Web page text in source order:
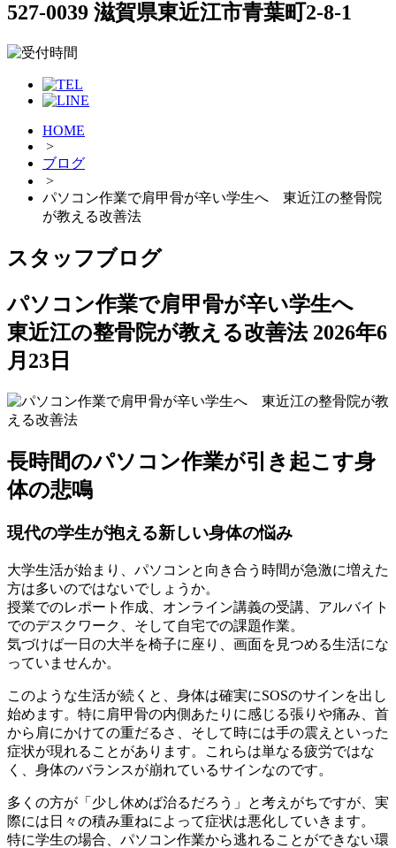
527-0039 滋賀県東近江市青葉町2-8-1
HOME
>
ブログ
>
パソコン作業で肩甲骨が辛い学生へ 東近江の整骨院
が教える改善法
スタッフブログ
パソコン作業で肩甲骨が辛い学生へ
東近江の整骨院が教える改善法 2026年6
月23日
長時間のパソコン作業が引き起こす身
体の悲鳴
現代の学生が抱える新しい身体の悩み
大学生活が始まり、パソコンと向き合う時間が急激に増えた
方は多いのではないでしょうか。
授業でのレポート作成、オンライン講義の受講、アルバイト
でのデスクワーク、そして自宅での課題作業。
気づけば一日の大半を椅子に座り、画面を見つめる生活にな
っていませんか。
このような生活が続くと、身体は確実にSOSのサインを出し
始めます。特に肩甲骨の内側あたりに感じる張りや痛み、首
から肩にかけての重だるさ、そして時には手の震えといった
症状が現れることがあります。これらは単なる疲労ではな
く、身体のバランスが崩れているサインなのです。
多くの方が「少し休めば治るだろう」と考えがちですが、実
際には日々の積み重ねによって症状は悪化していきます。
特に学生の場合、パソコン作業から逃れることができない環